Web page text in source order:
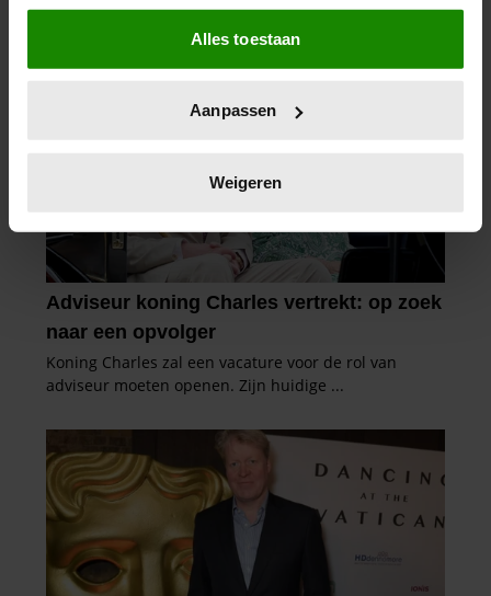
Als u het toestaat, willen we ook graag:
Informatie verzamelen over uw geografische
locatie, die tot een paar meter nauwkeurig kan zijn
scannen op specifieke eigenschappen (fingerprinting)
verwerkt en stel uw voorkeuren in het
intrekken in de Cookieverklaring.
We gebruiken cookies om content en advertenties te
personaliseren, om functies voor social media te bieden
en om ons websiteverkeer te analyseren. Ook delen we
informatie over uw gebruik van onze site met onze
partners voor social media, adverteren en analyse. Deze
informatie die u aan ze heeft verstrekt of die ze hebben
verzameld op basis van uw gebruik van hun services. U
gaat akkoord met onze cookies als u onze website blijft
gebruiken.
Alles toestaan
Aanpassen
Weigeren